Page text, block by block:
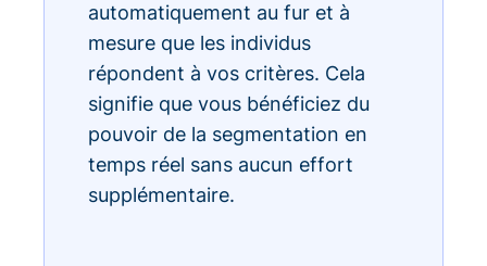
automatiquement au fur et à
mesure que les individus
répondent à vos critères. Cela
signifie que vous bénéficiez du
pouvoir de la segmentation en
temps réel sans aucun effort
supplémentaire.